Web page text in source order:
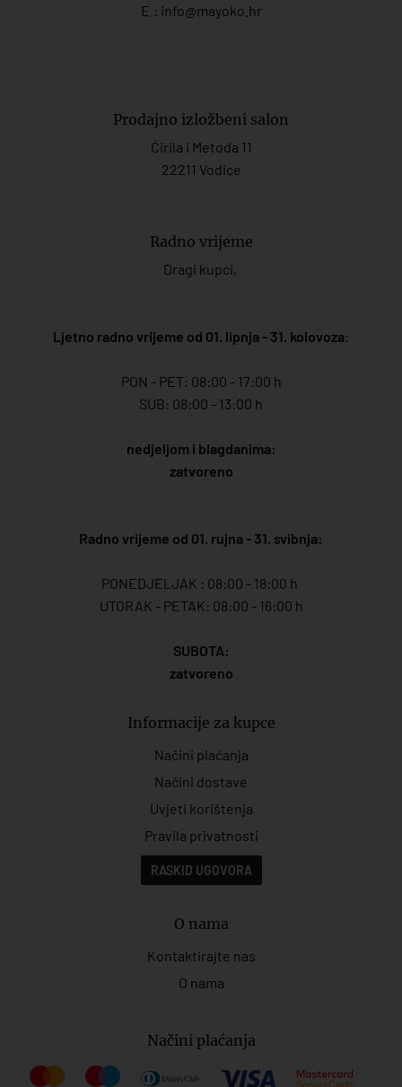
E.: info@mayoko. hr
Prodajno izložbeni salon
Ćirila i Metoda 11
22211 Vodice
Radno vrijeme
Dragi kupci,
Ljetno radno vrijeme od 01. lipnja - 31. kolovoza:
PON - PET: 08:00 - 17:00 h
SUB: 08:00 - 13:00 h
nedjeljom i blagdanima:
zatvoreno
Radno vrijeme od 01. rujna - 31. svibnja:
PONEDJELJAK : 08:00 - 18:00 h
UTORAK - PETAK: 08:00 - 16:00 h
SUBOTA:
zatvoreno
Informacije za kupce
Načini plaćanja
Načini dostave
Uvjeti korištenja
Pravila privatnosti
RASKID UGOVORA
O nama
Kontaktirajte nas
O nama
Načini plaćanja